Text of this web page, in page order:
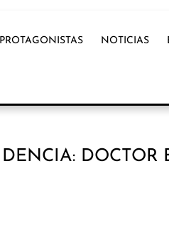
PROTAGONISTAS NOTICIAS
DOCTOR